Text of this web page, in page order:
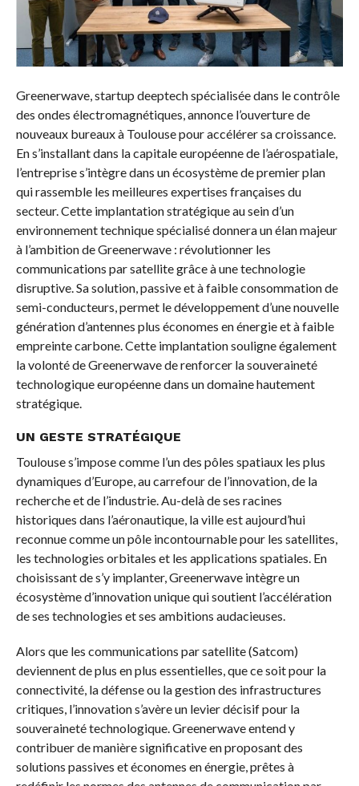
Greenerwave, startup deeptech spécialisée dans le contrôle
des ondes électromagnétiques, annonce l’ouverture de
nouveaux bureaux à Toulouse pour accélérer sa croissance.
En s’installant dans la capitale européenne de l’aérospatiale,
l’entreprise s’intègre dans un écosystème de premier plan
qui rassemble les meilleures expertises françaises du
secteur. Cette implantation stratégique au sein d’un
environnement technique spécialisé donnera un élan majeur
à l’ambition de Greenerwave : révolutionner les
communications par satellite grâce à une technologie
disruptive. Sa solution, passive et à faible consommation de
semi-conducteurs, permet le développement d’une nouvelle
génération d’antennes plus économes en énergie et à faible
empreinte carbone. Cette implantation souligne également
la volonté de Greenerwave de renforcer la souveraineté
technologique européenne dans un domaine hautement
stratégique.
UN GESTE STRATÉGIQUE
Toulouse s’impose comme l’un des pôles spatiaux les plus
dynamiques d’Europe, au carrefour de l’innovation, de la
recherche et de l’industrie. Au-delà de ses racines
historiques dans l’aéronautique, la ville est aujourd’hui
reconnue comme un pôle incontournable pour les satellites,
les technologies orbitales et les applications spatiales. En
choisissant de s’y implanter, Greenerwave intègre un
écosystème d’innovation unique qui soutient l’accélération
de ses technologies et ses ambitions audacieuses.
Alors que les communications par satellite (Satcom)
deviennent de plus en plus essentielles, que ce soit pour la
connectivité, la défense ou la gestion des infrastructures
critiques, l’innovation s’avère un levier décisif pour la
souveraineté technologique. Greenerwave entend y
contribuer de manière significative en proposant des
solutions passives et économes en énergie, prêtes à